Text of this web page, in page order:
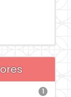
1